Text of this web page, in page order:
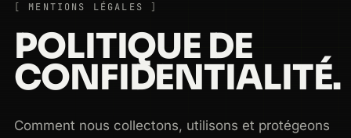
MENTIONS LÉGALES
POLITIQUE DE
CONFIDENTIALITÉ.
Comment nous collectons, utilisons et protégeons